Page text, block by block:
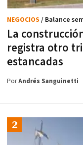
La
registra otro
estancadas
NEGOCIOS / Balance
PorAndrés Sanguinetti